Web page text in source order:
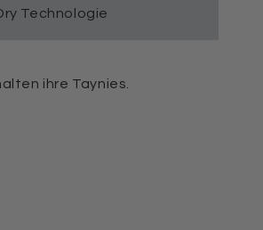
Technologie
ihre Taynies.